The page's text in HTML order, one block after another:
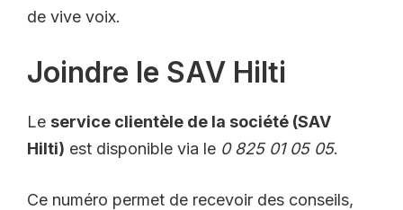
de vive voix.
Joindre le SAV Hilti
Le service clientèle de la société (SAV
Hilti) est disponible via le 0 825 01 05 05.
Ce numéro permet de recevoir des conseils,